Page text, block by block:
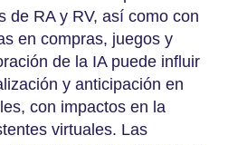
de RA y RV, así como con
en compras, juegos y
de la IA puede influir
y anticipación en
con impactos en la
virtuales. Las